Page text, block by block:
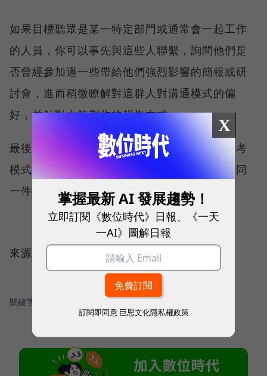
如果目標聽眾是某一特定部門或通常會一起工作
的人員，你可以事先與這些人聯繫，詢問他們是
否曾經參加過一些帶給他們強烈影響的簡報或研
討會，進而稍微瞭解對這群人對溝通模式的偏
好，並針對之策劃你的報告方式。
最後一定要時時提醒自己，這些商業人士的思考
模式和你的不同，並試著揣摩他們會如何思考同
一件事。
來源： The Next Web
關鍵字： ＃工程師文化
X
掌握最新 AI 發展趨勢！
立即訂閱《數位時代》日報、《一天
一AI》圖解日報
訂閱即同意 巨思文化隱私權政策